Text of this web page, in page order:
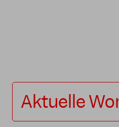
Aktuelle